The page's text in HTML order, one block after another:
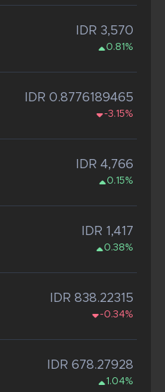
IDR 3,570
0.81%
IDR 0.8776189465
-3.15%
IDR 4,766
0.15%
IDR 1,417
0.38%
IDR 838.22315
-0.34%
IDR 678.27928
1.04%